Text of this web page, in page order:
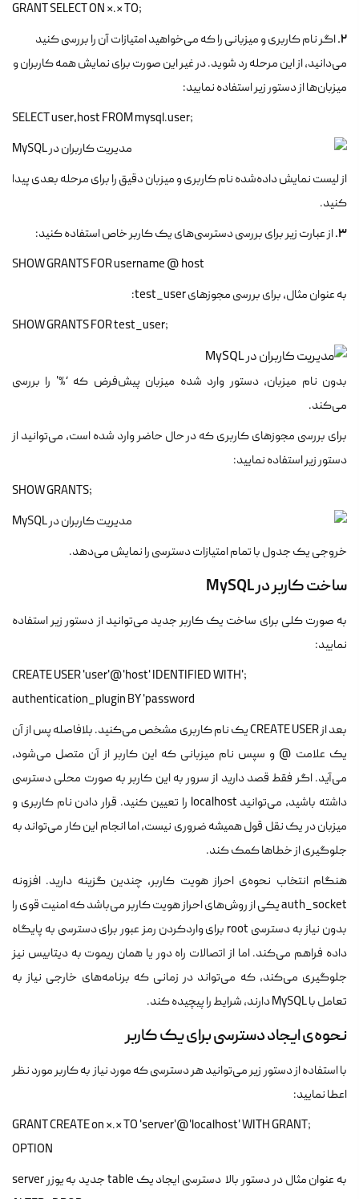
;GRANT SELECT ON *.* TO
2. اگر نام کاربری و میزبانی را که می‌خواهید امتیازات آن را بررسی کنید
می‌دانید، از این مرحله رد شوید. در غیر این صورت برای نمایش همه کاربران و
میزبان‌ها از دستور زیر استفاده نمایید:
;SELECT user,host FROM mysql.user
از لیست نمایش داده‌شده نام کاربری و میزبان دقیق را برای مرحله بعدی پیدا
کنید.
3. از عبارت زیر برای بررسی دسترسی‌های یک کاربر خاص استفاده کنید:
SHOW GRANTS FOR username @ host
به عنوان مثال، برای بررسی مجوزهای test_user:
;SHOW GRANTS FOR test_user
بدون نام میزبان، دستور وارد شده میزبان پیش‌فرض که ‘%' را بررسی
می‌کند.
برای بررسی مجوزهای کاربری که در حال حاضر وارد شده است، می‌توانید از
دستور زیر استفاده نمایید:
;SHOW GRANTS
خروجی یک جدول با تمام امتیازات دسترسی را نمایش می‌دهد.
ساخت کاربر در MySQL
به صورت کلی برای ساخت یک کاربر جدید می‌توانید از دستور زیر استفاده
نمایید:
;'CREATE USER 'user'@'host' IDENTIFIED WITH
authentication_plugin BY 'password
بعد از CREATE USER یک نام کاربری مشخص می‌کنید. بلافاصله پس از آن
یک علامت @ و سپس نام میزبانی که این کاربر از آن متصل می‌شود،
می‌آید. اگر فقط قصد دارید از سرور به این کاربر به صورت محلی دسترسی
داشته باشید، می‌توانید localhost را تعیین کنید. قرار دادن نام کاربری و
میزبان در یک نقل قول همیشه ضروری نیست، اما انجام این کار می‌تواند به
جلوگیری از خطاها کمک کند.
هنگام انتخاب نحوه‌ی احراز هویت کاربر، چندین گزینه دارید. افزونه
auth_socket یکی از روش‌های احراز هویت کاربر می‌باشد که امنیت قوی را
بدون نیاز به دسترسی root برای واردکردن رمز عبور برای دسترسی به پایگاه
داده فراهم می‌کند. اما از اتصالات راه دور یا همان ریموت به دیتابیس نیز
جلوگیری می‌کند، که می‌تواند در زمانی که برنامه‌های خارجی نیاز به
تعامل با MySQL دارند، شرایط را پیچیده کند.
نحوه‌ی ایجاد دسترسی برای یک کاربر
با استفاده از دستور زیر می‌توانید هر دسترسی که مورد نیاز به کاربر مورد نظر
اعطا نمایید:
;GRANT CREATE on *.* TO 'server'@'localhost' WITH GRANT
OPTION
به عنوان مثال در دستور بالا دسترسی ایجاد یک table جدید به یوزر server